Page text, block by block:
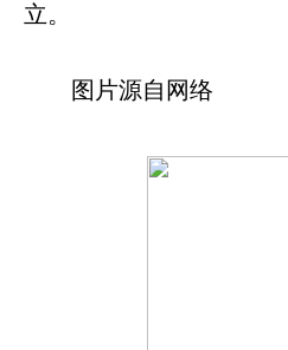
立。
图片源自网络